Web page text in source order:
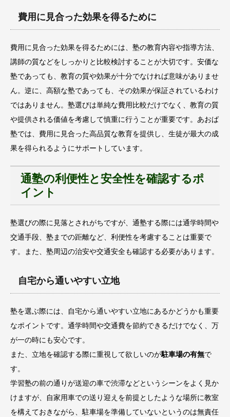
費用に見合った効果を得るために
費用に見合った効果を得るためには、塾の教育内容や指導方法、
講師の質などをしっかりと比較検討することが大切です。安価な
塾であっても、教育の質や効果が十分でなければ意味がありませ
ん。逆に、高額な塾であっても、その効果が保証されているわけ
ではありません。塾選びは単純な費用比較だけでなく、教育の質
や提供される価値を考慮して慎重に行うことが重要です。あおば
塾では、費用に見合った高品質な教育を提供し、生徒が最大の成
果を得られるようにサポートしています。
通塾の利便性と安全性を確認するポ
イント
塾選びの際に見落とされがちですが、通塾する際には通学時間や
交通手段、塾までの距離など、利便性を考慮することは重要で
す。また、塾周辺の治安や交通安全も確認する必要があります。
自宅から通いやすい立地
塾を選ぶ際には、自宅から通いやすい立地にあるかどうかも重要
なポイントです。通学時間や交通費を節約できるだけでなく、万
が一の時にも安心です。
また、立地を確認する際に重視して欲しいのが駐車場の有無で
す。
学習塾の前の通りが送迎の車で渋滞などというシーンをよく見か
けますが、自家用車での送り迎えを前提としたような場所に教室
を構えておきながら、駐車場を準備していないというのは無責任